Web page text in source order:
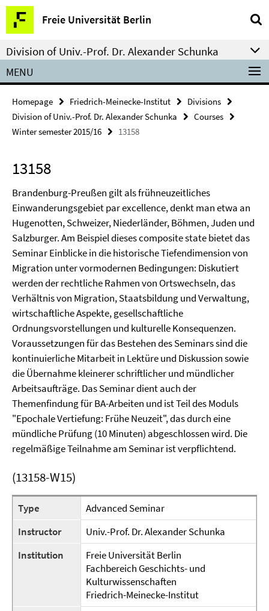
Springe
direkt
zu
Inhalt
Freie Universität Berlin
Service
Navigation
Division of Univ.-Prof. Dr. Alexander Schunka
MENU
Homepage Friedrich-Meinecke-Institut
Divisions
Division of Univ.-Prof. Dr. Alexander Schunka
Courses
Winter semester 2015/16
13158
13158
Brandenburg-Preußen gilt als frühneuzeitliches
Einwanderungsgebiet par excellence, denkt man etwa an
Hugenotten, Schweizer, Niederländer, Böhmen, Juden und
Salzburger. Am Beispiel dieses composite state bietet das
Seminar Einblicke in die historische Tiefendimension von
Migration unter vormodernen Bedingungen: Diskutiert
werden der rechtliche Rahmen von Ortswechseln, das
Verhältnis von Migration, Staatsbildung und Verwaltung,
wirtschaftliche Aspekte, gesellschaftliche
Ordnungsvorstellungen und kulturelle Konsequenzen.
Voraussetzungen für das Bestehen des Seminars sind die
kontinuierliche Mitarbeit in Lektüre und Diskussion sowie
die Übernahme kleinerer schriftlicher und mündlicher
Arbeitsaufträge. Das Seminar dient auch der
Themenfindung für BA-Arbeiten und ist Teil des Moduls
"Epochale Vertiefung: Frühe Neuzeit", das durch eine
mündliche Prüfung (10 Minuten) abgeschlossen wird. Die
regelmäßige Teilnahme am Seminar ist verpflichtend.
(13158-W15)
Type
Advanced Seminar
Instructor
Univ.-Prof. Dr. Alexander Schunka
Institution
Freie Universität Berlin
Fachbereich Geschichts- und
Kulturwissenschaften
Friedrich-Meinecke-Institut